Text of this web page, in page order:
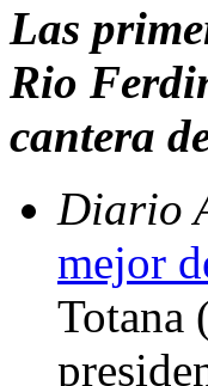
Las
Rio
cantera
Diario
mejor
Totana